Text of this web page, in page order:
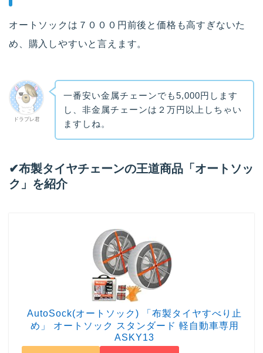
オートソックは７０００円前後と価格も高すぎないた
め、購入しやすいと言えます。
ドラプレ君
一番安い金属チェーンでも5,000円します
し、非金属チェーンは２万円以上しちゃい
ますしね。
✔︎布製タイヤチェーンの王道商品「オートソッ
ク」を紹介
AutoSock(オートソック) 「布製タイヤすべり止
め」 オートソック スタンダード 軽自動車専用
ASKY13